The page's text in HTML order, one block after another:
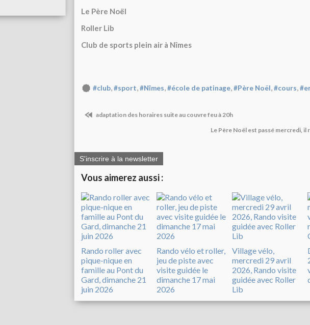
Le Père Noël
Roller Lib
Club de sports plein air à Nîmes
#club,#sport,#Nîmes,#école de patinage,#Père Noël,#cours,
adaptation des horaires suite au couvre feu à 20h
Le Père Noël est passé mercredi, il
S'inscrire à la newsletter
Vous aimerez aussi :
Rando roller avec
pique-nique en
famille au Pont du
Gard, dimanche 21
juin 2026
Rando vélo et roller,
jeu de piste avec
visite guidée le
dimanche 17 mai
2026
Village vélo,
mercredi 29 avril
2026, Rando visite
guidée avec Roller
Lib